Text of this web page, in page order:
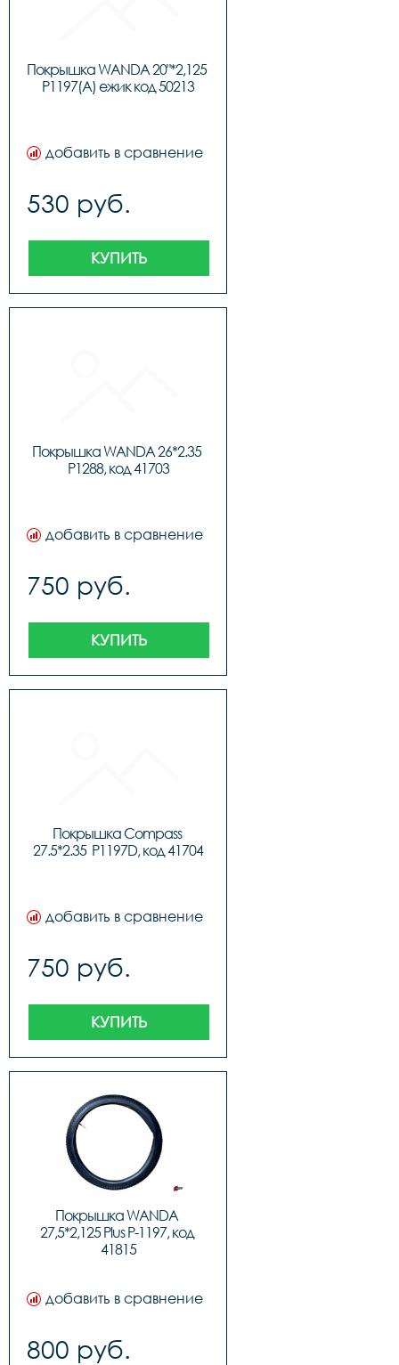
Покрышка WANDA 20"*2,125
P1197(A) ежик код 50213
добавить в сравнение
530 руб.
КУПИТЬ
Покрышка WANDA 26*2.35
P1288, код 41703
добавить в сравнение
750 руб.
КУПИТЬ
Покрышка Compass
27.5*2.35  P1197D, код 41704
добавить в сравнение
750 руб.
КУПИТЬ
Покрышка WANDA
27,5*2,125 Plus P-1197, код
41815
добавить в сравнение
800 руб.